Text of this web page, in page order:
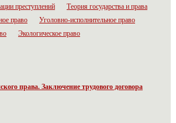
преступлений
Теория государства и права
право
Уголовно-исполнительное право
Экологическое право
права. Заключение трудового договора